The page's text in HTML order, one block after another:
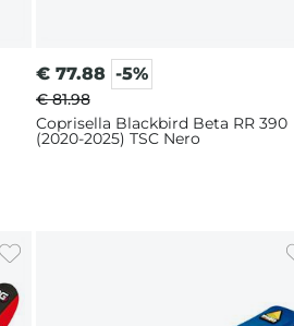
€ 77.88 -5%
€ 81.98
Coprisella Blackbird Beta RR 390
(2020-2025) TSC Nero